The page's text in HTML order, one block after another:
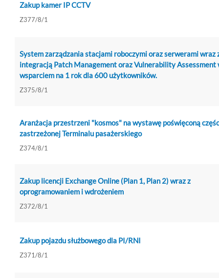
Zakup kamer IP CCTV
Z377/8/1
System zarządzania stacjami roboczymi oraz serwerami wraz
integracją Patch Management oraz Vulnerability Assessment
wsparciem na 1 rok dla 600 użytkowników.
Z375/8/1
Aranżacja przestrzeni "kosmos" na wystawę poświęconą
zastrzeżonej Terminalu pasażerskiego
Z374/8/1
Zakup licencji Exchange Online (Plan 1, Plan 2) wraz z
oprogramowaniem i wdrożeniem
Z372/8/1
Zakup pojazdu służbowego dla PI/RNI
Z371/8/1